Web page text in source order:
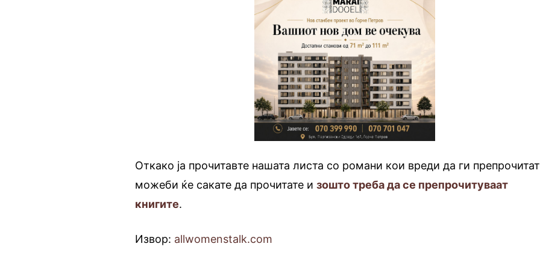
Откако ја прочитавте нашата листа со романи кои вреди да ги
можеби ќе сакате да прочитате изошто треба да се препрочитуваат
книгите.
Извор: allwomenstalk.com